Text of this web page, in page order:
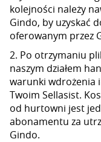
kolejności należy
Gindo, by uzyskać
oferowanym przez
2. Po otrzymaniu
naszym działem
warunki wdrożenia
Twoim Sellasist.
od hurtowni jest
abonamentu za
Gindo.